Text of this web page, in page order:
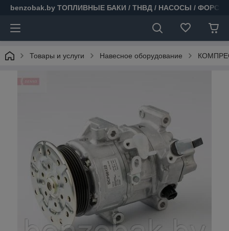
benzobak.by ТОПЛИВНЫЕ БАКИ / ТНВД / НАСОСЫ /
Товары и услуги Навесное оборудование